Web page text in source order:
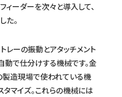
ーダーを次々と導入して、
た。
レーの振動とアタッチメント
動で仕分けする機械です。金
製造現場で使われている機
マイズ。これらの機械には